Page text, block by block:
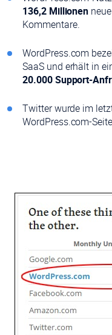
136,2 Millionen
Kommentare.
WordPress.com
SaaS und erhält in
20.000 Support-
Twitter wurde im
WordPress.com-